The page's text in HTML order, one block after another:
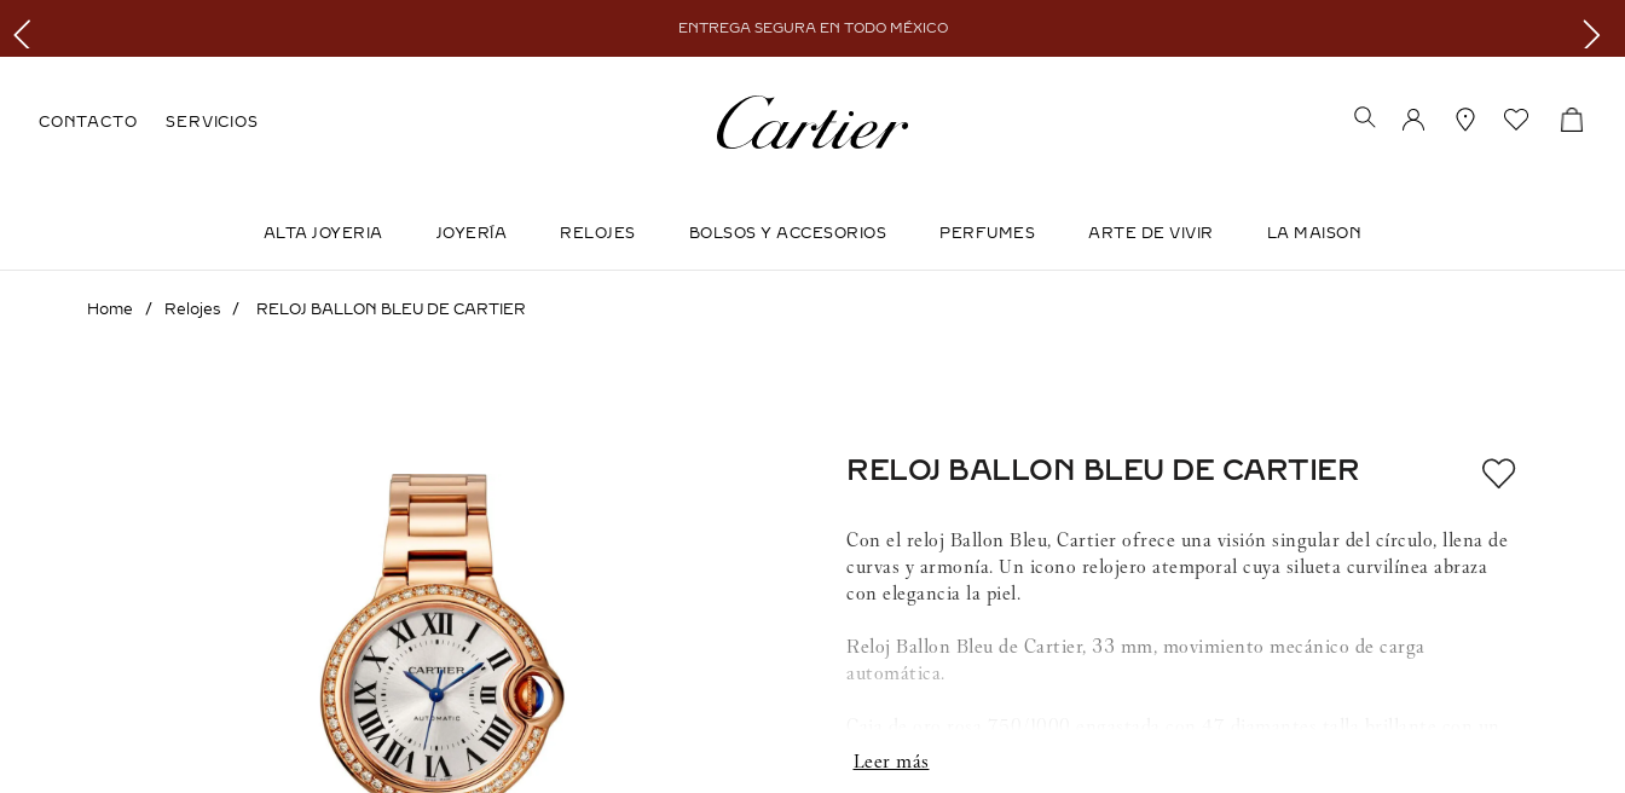
ENTREGA SEGURA EN TODO MÉXICO
CONTACTO SERVICIOS
ALTA JOYERIA JOYERÍA RELOJES BOLSOS Y ACCESORIOS PERFUMES ARTE DE VIVIR LA MAISON
Relojes RELOJ BALLON BLEU DE CARTIER
RELOJ BALLON BLEU DE CARTIER
Con el reloj Ballon Bleu, Cartier ofrece una visión singular del círculo, llena de
curvas y armonía. Un icono relojero atemporal cuya silueta curvilínea abraza
con elegancia la piel.
Reloj Ballon Bleu de Cartier, 33 mm, movimiento mecánico de carga
automática.
total de 0,68 quilates. Corona acanalada decorada con un cabujón de zafiro.